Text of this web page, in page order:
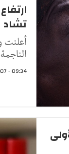
تشاد
أعلنت
الناجمة عن
09:34 - 2026/08/07
الأولى